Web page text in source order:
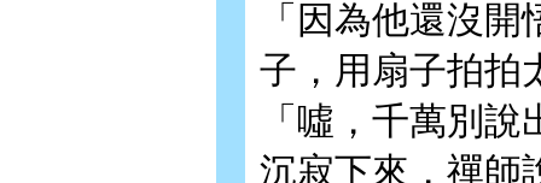
「因為他還沒
子，用扇子拍拍
「噓，千萬別
沉寂下來，禪師